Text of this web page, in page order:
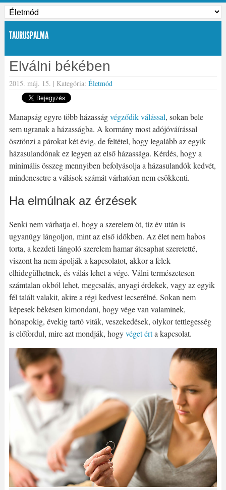
TAURUSPALMA
Elválni békében
2015. máj. 15. | Kategória: Életmód
Manapság egyre több házasságvégződik válással, sokan bele
sem ugranak a házasságba. A kormány most adójóváírással
ösztönzi a párokat két évig, de feltétel, hogy legalább az egyik
házasulandónak ez legyen az első házassága. Kérdés, hogy a
minimális összeg mennyiben befolyásolja a házasulandók kedvét,
mindenesetre a válások számát várhatóan nem csökkenti.
Ha elmúlnak az érzések
Senki nem várhatja el, hogy a szerelem öt, tíz év után is
ugyanúgy lángoljon, mint az első időkben. Az élet nem habos
torta, a kezdeti lángoló szerelem hamar átcsaphat szeretetté,
viszont ha nem ápolják a kapcsolatot, akkor a felek
elhidegülhetnek, és válás lehet a vége. Válni természetesen
számtalan okból lehet, megcsalás, anyagi érdekek, vagy az egyik
fél talált valakit, akire a régi kedvest lecserélné. Sokan nem
képesek békésen kimondani, hogy vége van valaminek,
hónapokig, évekig tartó viták, veszekedések, olykor tettlegesség
is előfordul, mire azt mondják, hogyvéget érta kapcsolat.